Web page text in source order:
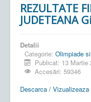
REZULTATE
JUDETEANA
Detalii
Categorie: Olimpiade
Publicat: 13 Martie
Accesări: 59346
Descarca / Vizualizeaza